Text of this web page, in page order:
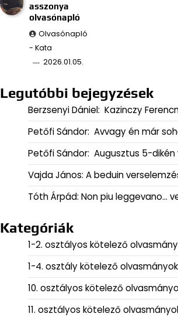
asszonya
olvasónapló
Olvasónapló
- Kata
2026.01.05.
Legutóbbi bejegyzések
Berzsenyi Dániel: Kazinczy
Petőfi Sándor: Avvagy én már
Petőfi Sándor: Augusztus 5-dikén
Vajda János: A beduin
Tóth Árpád: Non piu leggevano…
Kategóriák
1-2. osztályos kötelező
1-4. osztály kötelező olvasmányok
10. osztályos kötelező
11. osztályos kötelező